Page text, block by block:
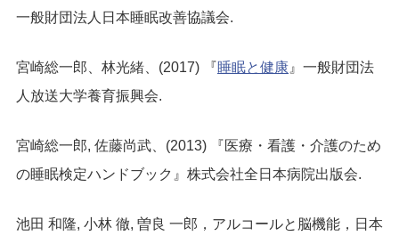
一般財団法人日本睡眠改善協議会.
宮崎総一郎、林光緒、(2017) 『睡眠と健康 』一般財団法
人放送大学養育振興会.
宮崎総一郎, 佐藤尚武、(2013) 『医療・看護・介護のため
の睡眠検定ハンドブック』株式会社全日本病院出版会.
池田 和隆, 小林 徹, 曽良 一郎，アルコールと脳機能，日本